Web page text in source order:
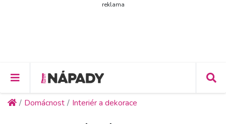
reklama
Domácnost Interiér a dekorace